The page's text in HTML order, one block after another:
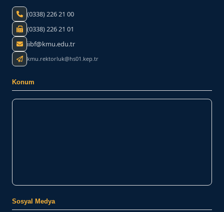
(0338) 226 21 00
(0338) 226 21 01
iibf@kmu.edu.tr
kmu.rektorluk@hs01.kep.tr
Konum
Sosyal Medya